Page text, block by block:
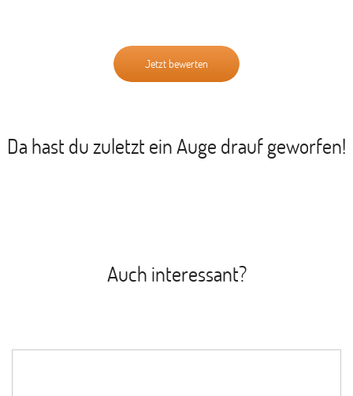
Jetzt bewerten
Da hast du zuletzt ein Auge drauf geworfen!
Auch interessant?